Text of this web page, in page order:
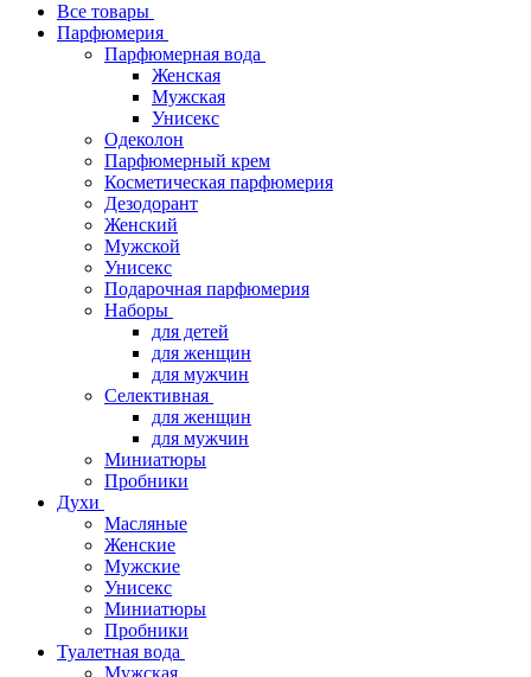
Все товары
Парфюмерия
Парфюмерная вода
Женская
Мужская
Унисекс
Одеколон
Парфюмерный крем
Косметическая парфюмерия
Дезодорант
Женский
Мужской
Унисекс
Подарочная парфюмерия
Наборы
для детей
для женщин
для мужчин
Селективная
для женщин
для мужчин
Миниатюры
Пробники
Духи
Масляные
Женские
Мужские
Унисекс
Миниатюры
Пробники
Туалетная вода
Мужская